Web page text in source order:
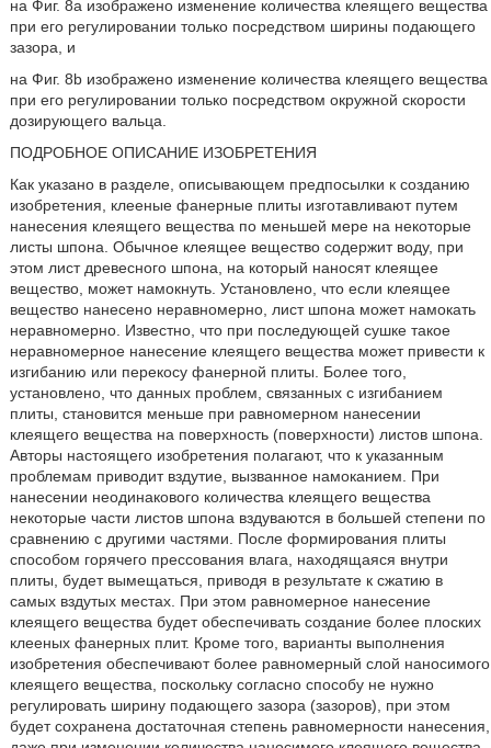
на Фиг. 8а изображено изменение количества клеящего вещества
при его регулировании только посредством ширины подающего
зазора, и
на Фиг. 8b изображено изменение количества клеящего вещества
при его регулировании только посредством окружной скорости
дозирующего вальца.
ПОДРОБНОЕ ОПИСАНИЕ ИЗОБРЕТЕНИЯ
Как указано в разделе, описывающем предпосылки к созданию
изобретения, клееные фанерные плиты изготавливают путем
нанесения клеящего вещества по меньшей мере на некоторые
листы шпона. Обычное клеящее вещество содержит воду, при
этом лист древесного шпона, на который наносят клеящее
вещество, может намокнуть. Установлено, что если клеящее
вещество нанесено неравномерно, лист шпона может намокать
неравномерно. Известно, что при последующей сушке такое
неравномерное нанесение клеящего вещества может привести к
изгибанию или перекосу фанерной плиты. Более того,
установлено, что данных проблем, связанных с изгибанием
плиты, становится меньше при равномерном нанесении
клеящего вещества на поверхность (поверхности) листов шпона.
Авторы настоящего изобретения полагают, что к указанным
проблемам приводит вздутие, вызванное намоканием. При
нанесении неодинакового количества клеящего вещества
некоторые части листов шпона вздуваются в большей степени по
сравнению с другими частями. После формирования плиты
способом горячего прессования влага, находящаяся внутри
плиты, будет вымещаться, приводя в результате к сжатию в
самых вздутых местах. При этом равномерное нанесение
клеящего вещества будет обеспечивать создание более плоских
клееных фанерных плит. Кроме того, варианты выполнения
изобретения обеспечивают более равномерный слой наносимого
клеящего вещества, поскольку согласно способу не нужно
регулировать ширину подающего зазора (зазоров), при этом
будет сохранена достаточная степень равномерности нанесения,